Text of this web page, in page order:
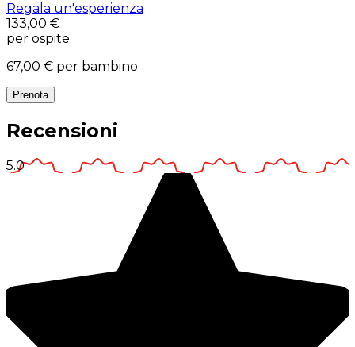
Regala un'esperienza
133,00 €
per ospite
67,00 € per bambino
Prenota
Recensioni
5.0